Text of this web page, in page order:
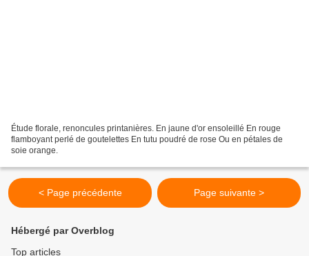
Étude florale, renoncules printanières. En jaune d'or ensoleillé En rouge
flamboyant perlé de goutelettes En tutu poudré de rose Ou en pétales de
soie orange.
< Page précédente Page suivante >
Hébergé par Overblog
Top articles